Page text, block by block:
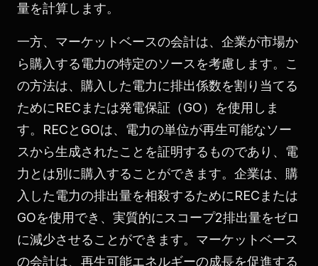
量を計算します。
一方、マーケットベースの会計は、企業が市場か
ら購入する電力の特定のソースを考慮します。こ
の方法は、購入した電力に排出係数を割り当てる
ためにRECまたは発電保証（GO）を使用しま
す。RECとGOは、電力の単位が再生可能なソー
スから生成されたことを証明するものであり、電
力とは別に購入することができます。企業は、購
入した電力の排出量を相殺するためにRECまたは
GOを使用でき、実質的にスコープ2排出量をゼロ
に減少させることができます。マーケットベース
の会計は、再生可能エネルギーの成長を促進する